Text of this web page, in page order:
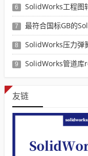
6 SolidWorks工程图转
7 最符合国标GB的
8 SolidWorks压力弹簧
9 SolidWorks管道
友链